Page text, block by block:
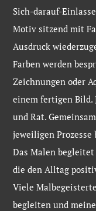
Sich-darauf-
Motiv sitzend mit
Ausdruck
Farben werden
Zeichnungen oder
einem fertigen
und Rat.
jeweiligen
Das Malen
die den Alltag
Viele
begleiten und